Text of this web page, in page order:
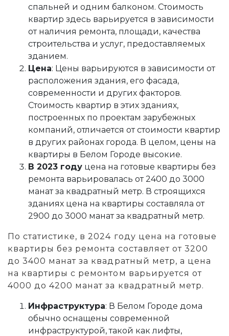
спальней и одним балконом. Стоимость
квартир здесь варьируется в зависимости
от наличия ремонта, площади, качества
строительства и услуг, предоставляемых
зданием.
Цена: Цены варьируются в зависимости от
расположения здания, его фасада,
современности и других факторов.
Стоимость квартир в этих зданиях,
построенных по проектам зарубежных
компаний, отличается от стоимости квартир
в других районах города. В целом, цены на
квартиры в Белом Городе высокие.
В 2023 году цена на готовые квартиры без
ремонта варьировалась от 2400 до 3000
манат за квадратный метр. В строящихся
зданиях цена на квартиры составляла от
2900 до 3000 манат за квадратный метр.
По статистике, в 2024 году цена на готовые
квартиры без ремонта составляет от 3200
до 3400 манат за квадратный метр, а цена
на квартиры с ремонтом варьируется от
4000 до 4200 манат за квадратный метр.
Инфраструктура: В Белом Городе дома
обычно оснащены современной
инфраструктурой, такой как лифты,